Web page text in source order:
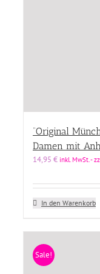
“Original
Damen mit
14,95 € inkl. MwSt. -
In den Warenkorb
Sale!